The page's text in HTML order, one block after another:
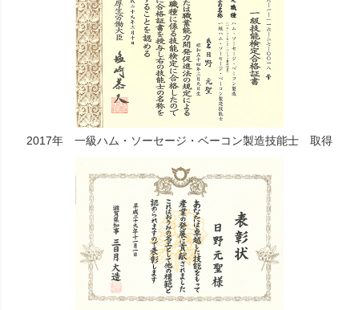
2017年 一級ハム・ソーセージ・ベーコン製造技能士 取得